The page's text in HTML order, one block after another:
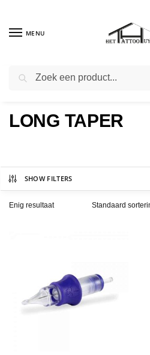
MENU
LONG TAPER
SHOW FILTERS
Enig resultaat